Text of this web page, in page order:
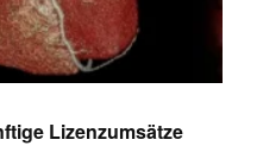
Lizenzumsätze